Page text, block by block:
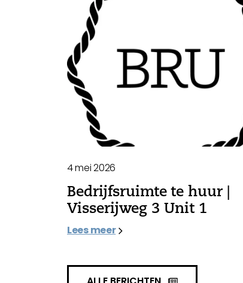
4 mei 2026
Bedrijfsruimte te huur |
Visserijweg 3 Unit 1
Lees meer